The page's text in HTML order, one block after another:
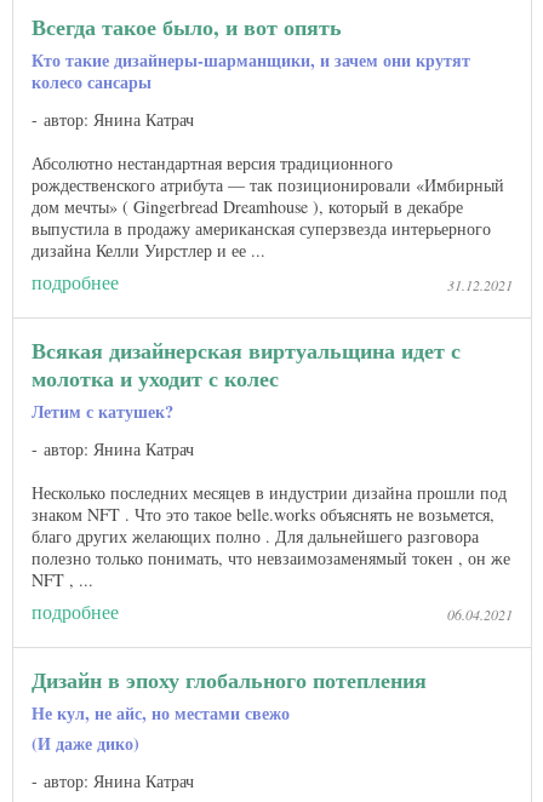
Всегда такое было, и вот опять
Кто такие дизайнеры-шарманщики, и зачем они крутят
колесо сансары
автор: Янина Катрач
Абсолютно нестандартная версия традиционного
рождественского атрибута — так позиционировали «Имбирный
дом мечты» ( Gingerbread Dreamhouse ), который в декабре
выпустила в продажу американская суперзвезда интерьерного
дизайна Келли Уирстлер и ее ...
подробнее 31.12.2021
Всякая дизайнерская виртуальщина идет с
молотка и уходит с колес
Летим с катушек?
автор: Янина Катрач
Несколько последних месяцев в индустрии дизайна прошли под
знаком NFT . Что это такое belle.works объяснять не возьмется,
благо других желающих полно . Для дальнейшего разговора
полезно только понимать, что невзаимозаменямый токен , он же
NFT , ...
подробнее 06.04.2021
Дизайн в эпоху глобального потепления
Не кул, не айс, но местами свежо
(И даже дико)
автор: Янина Катрач